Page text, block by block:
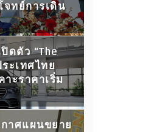
จทย์การเดิน
ดตัว “The
ะเทศไทย
าะราคาเริ่ม
าศแผนขยาย